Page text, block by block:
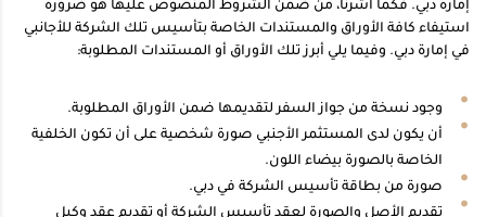
إمارة دبي. فكما أشرنا، من ضمن الشروط المنصوص عليها هو ضرورة
استيفاء كافة الأوراق والمستندات الخاصة بتأسيس تلك الشركة للأجانبي
في إمارة دبي. وفيما يلي أبرز تلك الأوراق أو المستندات المطلوبة:
وجود نسخة من جواز السفر لتقديمها ضمن الأوراق المطلوبة.
أن يكون لدى المستثمر الأجنبي صورة شخصية على أن تكون الخلفية
الخاصة بالصورة بيضاء اللون.
صورة من بطاقة تأسيس الشركة في دبي.